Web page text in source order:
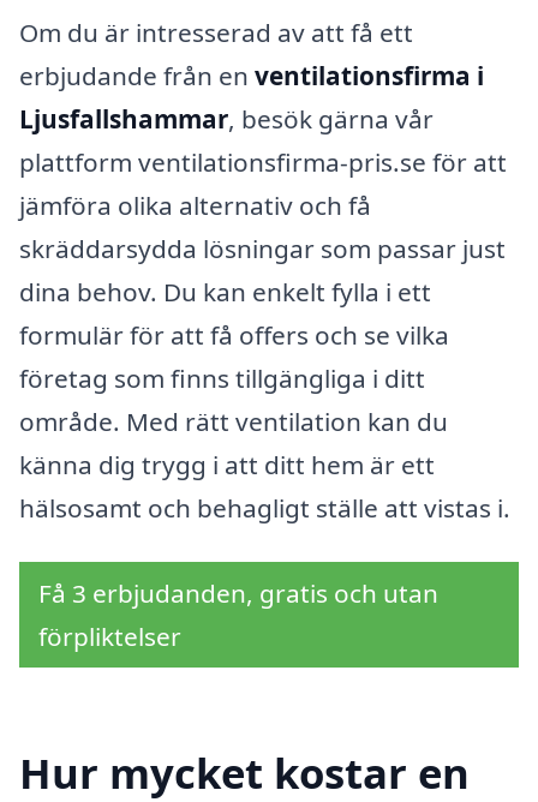
Om du är intresserad av att få ett
erbjudande från en ventilationsfirma i
Ljusfallshammar, besök gärna vår
plattform ventilationsfirma-pris.se för att
jämföra olika alternativ och få
skräddarsydda lösningar som passar just
dina behov. Du kan enkelt fylla i ett
formulär för att få offers och se vilka
företag som finns tillgängliga i ditt
område. Med rätt ventilation kan du
känna dig trygg i att ditt hem är ett
hälsosamt och behagligt ställe att vistas i.
Få 3 erbjudanden, gratis och utan
förpliktelser
Hur mycket kostar en